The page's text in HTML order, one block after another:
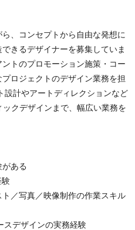
、コンセプトから自由な発想に
きるデザイナーを募集していま
トのプロモーション施策・コー
ロジェクトのデザイン業務を担
設計やアートディレクションなど
クデザインまで、幅広い業務を
がある
験
／写真／映像制作の作業スキル
スデザインの実務経験